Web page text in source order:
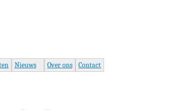
Nieuws Over ons Contact